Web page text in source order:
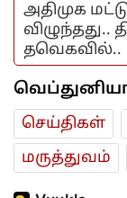
அதிமுக
விழுந்தது..
தவெகவில்..
செய்திகள்
மரு‌த்துவ‌ம்